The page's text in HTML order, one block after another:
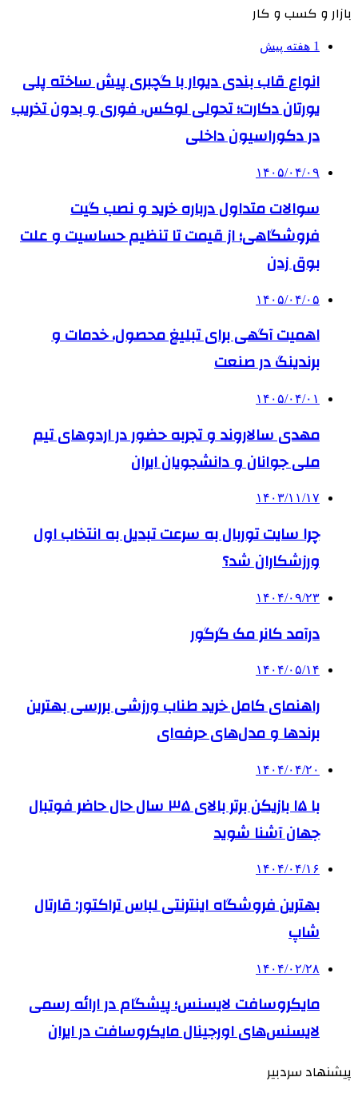
بازار و کسب و کار
1 هفته پیش
انواع قاب بندی دیوار با گچبری پیش ساخته پلی
یورتان دکارت؛ تحولی لوکس، فوری و بدون تخریب
در دکوراسیون داخلی
۱۴۰۵/۰۴/۰۹
سوالات متداول درباره خرید و نصب گیت
فروشگاهی؛ از قیمت تا تنظیم حساسیت و علت
بوق زدن
۱۴۰۵/۰۴/۰۵
اهمیت آگهی برای تبلیغ محصول، خدمات و
برندینگ در صنعت
۱۴۰۵/۰۴/۰۱
مهدی سالاروند و تجربه حضور در اردوهای تیم
ملی جوانان و دانشجویان ایران
۱۴۰۳/۱۱/۱۷
چرا سایت توربال به ‌سرعت تبدیل به انتخاب اول
ورزشکاران شد؟
۱۴۰۴/۰۹/۲۳
درآمد کانر مک گرگور
۱۴۰۴/۰۵/۱۴
راهنمای کامل خرید طناب ورزشی بررسی بهترین
برندها و مدل‌های حرفه‌ای
۱۴۰۴/۰۴/۲۰
با ۱۵ بازیکن برتر بالای ۳۵ سال حال حاضر فوتبال
جهان آشنا شوید
۱۴۰۴/۰۴/۱۶
بهترین فروشگاه اینترنتی لباس تراکتور: قارتال
شاپ
۱۴۰۴/۰۲/۲۸
مایکروسافت لایسنس؛ پیشگام در ارائه رسمی
لایسنس‌های اورجینال مایکروسافت در ایران
پیشنهاد سردبیر